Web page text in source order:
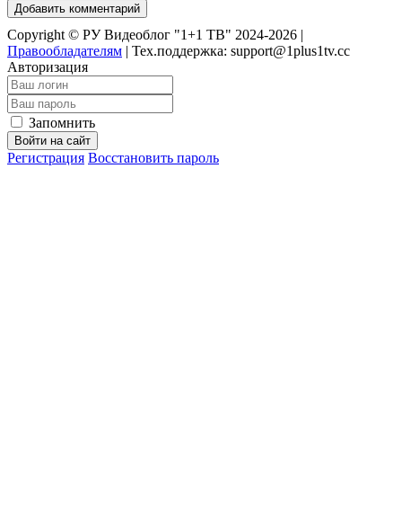
Добавить комментарий
Copyright © РУ Видеоблог "1+1 ТВ" 2024-2026 |
Правообладателям | Тех.поддержка: support@1plus1tv.cc
Авторизация
Запомнить
Войти на сайт
Регистрация Восстановить пароль